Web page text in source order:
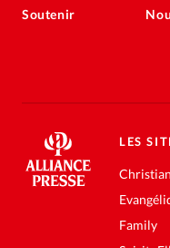
Soutenir
LES
Family